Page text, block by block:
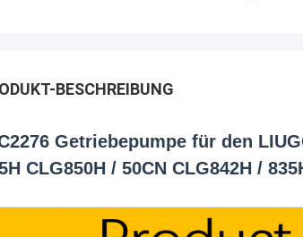
BESCHREIBUNG
Getriebepumpe für den
CLG850H / 50CN CLG842H /